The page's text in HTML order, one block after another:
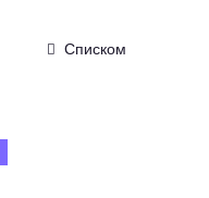
Списком